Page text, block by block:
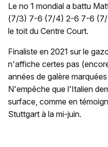
Le no 1 mondial a battu
(7/3) 7-6 (7/4) 2-6 7-6 (7/
le toit du Centre Court.
Finaliste en 2021 sur le
n'affiche certes pas
années de galère
N'empêche que l'Italien
surface, comme en
Stuttgart à la mi-juin.